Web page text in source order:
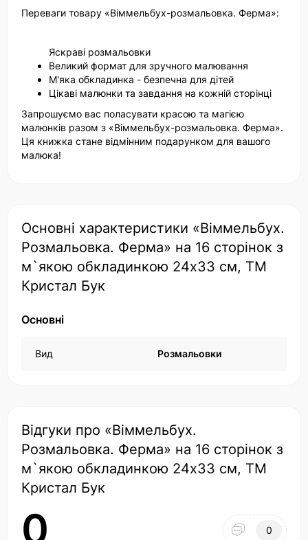
Переваги товару «Віммельбух-розмальовка. Ферма»:
Яскраві розмальовки
Великий формат для зручного малювання
М'яка обкладинка - безпечна для дітей
Цікаві малюнки та завдання на кожній сторінці
Запрошуємо вас поласувати красою та магією
малюнків разом з «Віммельбух-розмальовка. Ферма».
Ця книжка стане відмінним подарунком для вашого
малюка!
Основні характеристики «Віммельбух.
Розмальовка. Ферма» на 16 сторінок з
м`якою обкладинкою 24х33 см, ТМ
Кристал Бук
Основні
Вид Розмальовки
Відгуки про «Віммельбух.
Розмальовка. Ферма» на 16 сторінок з
м`якою обкладинкою 24х33 см, ТМ
Кристал Бук
0 0